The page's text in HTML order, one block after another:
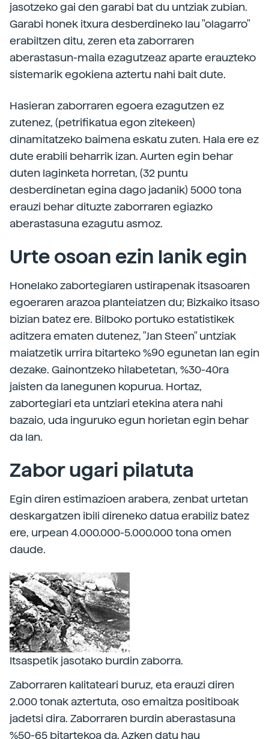
jasotzeko gai den garabi bat du untziak zubian.
Garabi honek itxura desberdineko lau "olagarro"
erabiltzen ditu, zeren eta zaborraren
aberastasun-maila ezagutzeaz aparte erauzteko
sistemarik egokiena aztertu nahi bait dute.
Hasieran zaborraren egoera ezagutzen ez
zutenez, (petrifikatua egon zitekeen)
dinamitatzeko baimena eskatu zuten. Hala ere ez
dute erabili beharrik izan. Aurten egin behar
duten laginketa horretan, (32 puntu
desberdinetan egina dago jadanik) 5000 tona
erauzi behar dituzte zaborraren egiazko
aberastasuna ezagutu asmoz.
Urte osoan ezin lanik egin
Honelako zabortegiaren ustirapenak itsasoaren
egoeraren arazoa planteiatzen du; Bizkaiko itsaso
bizian batez ere. Bilboko portuko estatistikek
aditzera ematen dutenez, "Jan Steen" untziak
maiatzetik urrira bitarteko %90 egunetan lan egin
dezake. Gainontzeko hilabetetan, %30-40ra
jaisten da lanegunen kopurua. Hortaz,
zabortegiari eta untziari etekina atera nahi
bazaio, uda inguruko egun horietan egin behar
da lan.
Zabor ugari pilatuta
Egin diren estimazioen arabera, zenbat urtetan
deskargatzen ibili direneko datua erabiliz batez
ere, urpean 4.000.000-5.000.000 tona omen
daude.
Itsaspetik jasotako burdin zaborra.
Zaborraren kalitateari buruz, eta erauzi diren
2.000 tonak aztertuta, oso emaitza positiboak
jadetsi dira. Zaborraren burdin aberastasuna
%50-65 bitartekoa da. Azken datu hau